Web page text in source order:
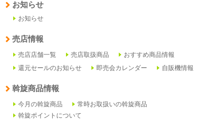
お知らせ
お知らせ
売店情報
売店店舗一覧 売店取扱商品
おすすめ商品情報
還元セールのお知らせ
即売会カレンダー 自販機情報
斡旋商品情報
今月の斡旋商品
常時お取扱いの斡旋商品
斡旋ポイントについて